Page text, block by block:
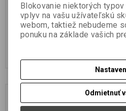
134,99 EUR 149,99 EUR
109,748 EUR (Vaša cena bez DPH:)
Zľava
10 %
Blokovanie niektorých
vplyv na vašu užívateľskú
webom, taktiež nebudeme
ponuku na základe vašich
Odmietnuť